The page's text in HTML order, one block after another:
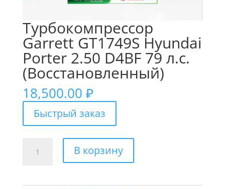
Турбокомпрессор
Garrett GT1749S Hyundai
Porter 2.50 D4BF 79 л.с.
(Восстановленный)
18,500.00 ₽
Быстрый заказ
товара
В корзину